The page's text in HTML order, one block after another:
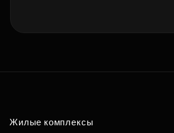
Жилые комплексы